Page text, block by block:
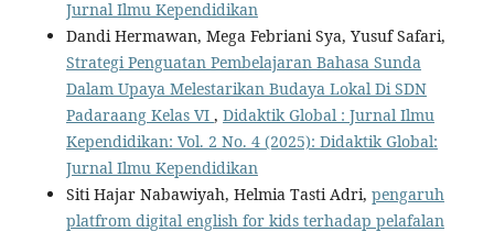
Jurnal Ilmu Kependidikan
Dandi Hermawan, Mega Febriani Sya, Yusuf Safari,
Strategi Penguatan Pembelajaran Bahasa Sunda
Dalam Upaya Melestarikan Budaya Lokal Di SDN
Padaraang Kelas VI , Didaktik Global : Jurnal Ilmu
Kependidikan: Vol. 2 No. 4 (2025): Didaktik Global:
Jurnal Ilmu Kependidikan
Siti Hajar Nabawiyah, Helmia Tasti Adri, pengaruh
platfrom digital english for kids terhadap pelafalan